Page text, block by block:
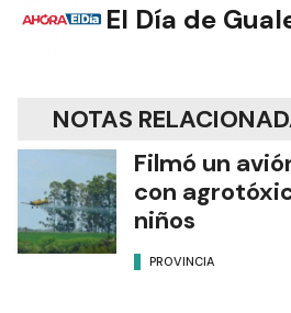
El Día de
NOTAS
Filmó un
con
niños
PROVINCIA